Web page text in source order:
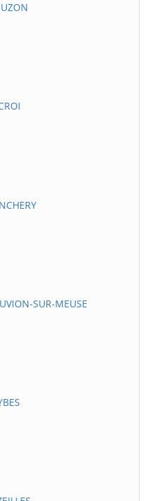
SUR-MEUSE